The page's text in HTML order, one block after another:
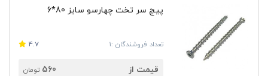
پیچ سر تخت چهارسو سایز 80*6
تعداد فروشندگان :1 4.7
قیمت از 560 تومان